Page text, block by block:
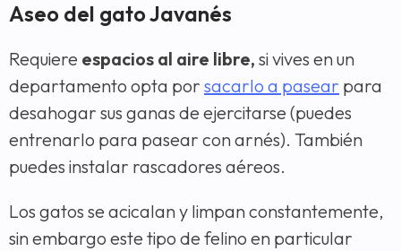
Aseo del gato Javanés
Requiere espacios al aire libre, si vives en un
departamento opta por sacarlo a pasear para
desahogar sus ganas de ejercitarse (puedes
entrenarlo para pasear con arnés). También
puedes instalar rascadores aéreos.
Los gatos se acicalan y limpan constantemente,
sin embargo este tipo de felino en particular